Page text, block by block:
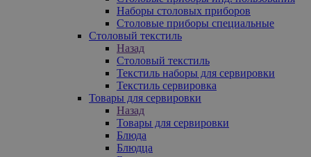
Наборы столовых приборов
Столовые приборы специальные
Столовый текстиль
Назад
Столовый текстиль
Текстиль наборы для сервировки
Текстиль сервировка
Товары для сервировки
Назад
Товары для сервировки
Блюда
Блюдца